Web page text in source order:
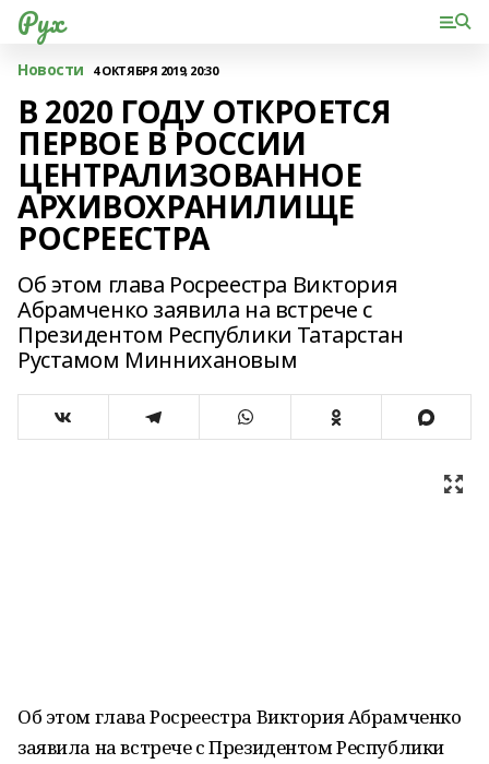
Рух
Новости 4 ОКТЯБРЯ 2019, 20:30
В 2020 ГОДУ ОТКРОЕТСЯ
ПЕРВОЕ В РОССИИ
ЦЕНТРАЛИЗОВАННОЕ
АРХИВОХРАНИЛИЩЕ
РОСРЕЕСТРА
Об этом глава Росреестра Виктория
Абрамченко заявила на встрече с
Президентом Республики Татарстан
Рустамом Миннихановым
Об этом глава Росреестра Виктория Абрамченко
заявила на встрече с Президентом Республики